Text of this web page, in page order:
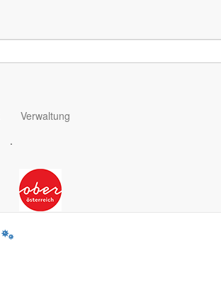
Verwaltung
.